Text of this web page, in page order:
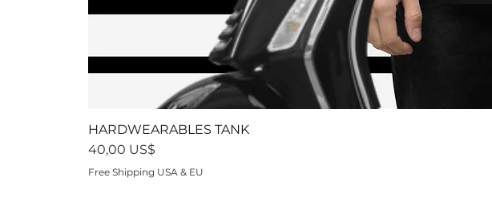
HARDWEARABLES TANK
Precio
40,00 US$
Free Shipping USA & EU